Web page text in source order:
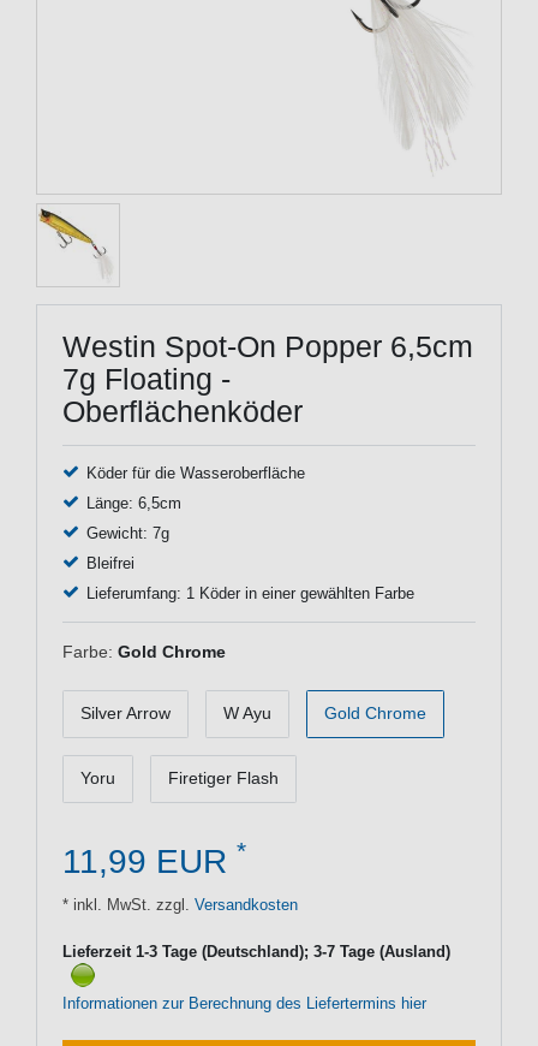
Westin Spot-On Popper 6,5cm
7g Floating -
Oberflächenköder
Köder für die Wasseroberfläche
Länge: 6,5cm
Gewicht: 7g
Bleifrei
Lieferumfang: 1 Köder in einer gewählten Farbe
Farbe: Gold Chrome
Silver Arrow W Ayu Gold Chrome
Yoru Firetiger Flash
11,99 EUR *
* inkl. MwSt. zzgl. Versandkosten
Lieferzeit 1-3 Tage (Deutschland); 3-7 Tage (Ausland)
Informationen zur Berechnung des Liefertermins hier